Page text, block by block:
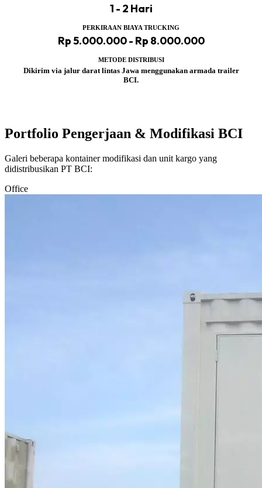
1 - 2 Hari
PERKIRAAN BIAYA TRUCKING
Rp 5.000.000 - Rp 8.000.000
METODE DISTRIBUSI
Dikirim via jalur darat lintas Jawa menggunakan armada trailer
BCI.
Portfolio Pengerjaan & Modifikasi BCI
Galeri beberapa kontainer modifikasi dan unit kargo yang
didistribusikan PT BCI:
Office